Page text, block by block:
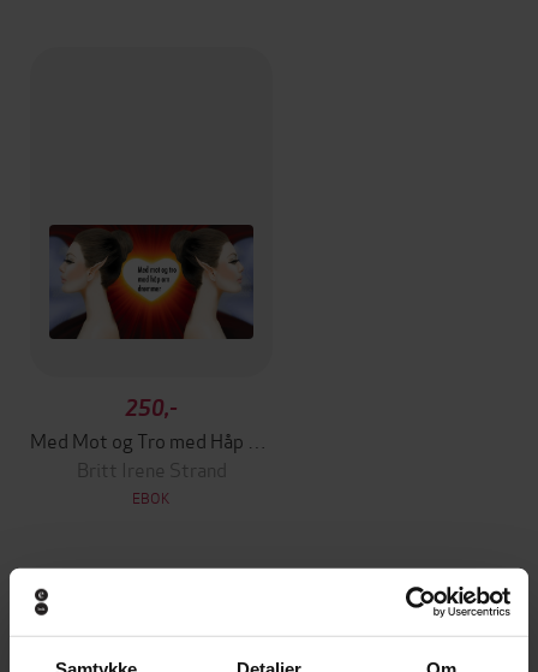
250,-
Britt Irene Strand
EBOK
Andre har også kjøpt